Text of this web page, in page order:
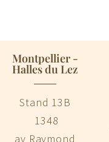
Montpellier -
Halles du Lez
Stand 13B
1348
av Raymond